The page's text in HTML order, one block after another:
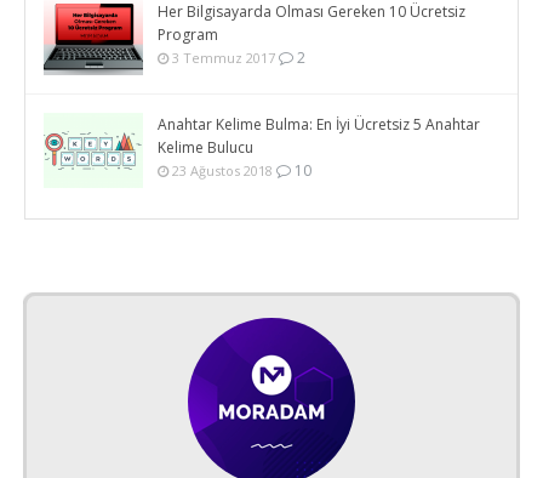
Her Bilgisayarda Olması Gereken 10 Ücretsiz
Program
3 Temmuz 2017 2
Anahtar Kelime Bulma: En İyi Ücretsiz 5 Anahtar
Kelime Bulucu
23 Ağustos 2018 10